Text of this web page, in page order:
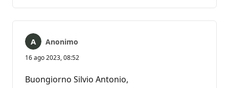
Anonimo
16 ago 2023, 08:52
Buongiorno Silvio Antonio,